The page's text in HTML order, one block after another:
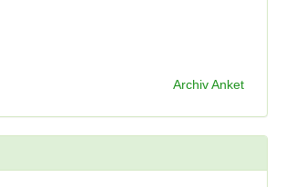
Archiv Anket